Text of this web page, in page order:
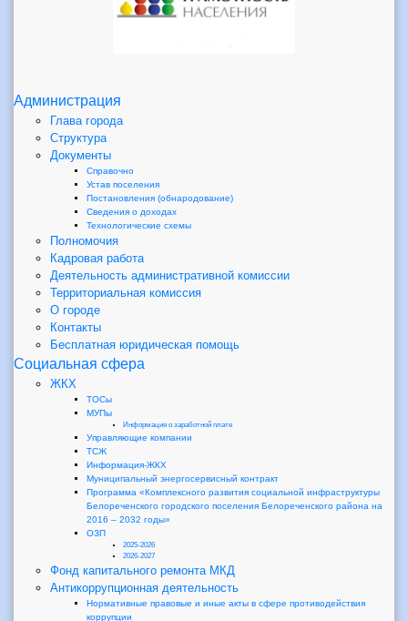
Администрация
Глава города
Структура
Документы
Справочно
Устав поселения
Постановления (обнародование)
Сведения о доходах
Технологические схемы
Полномочия
Кадровая работа
Деятельность административной комиссии
Территориальная комиссия
О городе
Контакты
Бесплатная юридическая помощь
Социальная сфера
ЖКХ
ТОСы
МУПы
Информация о заработной плате
Управляющие компании
ТСЖ
Информация-ЖКХ
Муниципальный энергосервисный контракт
Программа «Комплексного развития социальной инфраструктуры
Белореченского городского поселения Белореченского района на
2016 – 2032 годы»
ОЗП
2025-2026
2026-2027
Фонд капитального ремонта МКД
Антикоррупционная деятельность
Нормативные правовые и иные акты в сфере противодействия
коррупции